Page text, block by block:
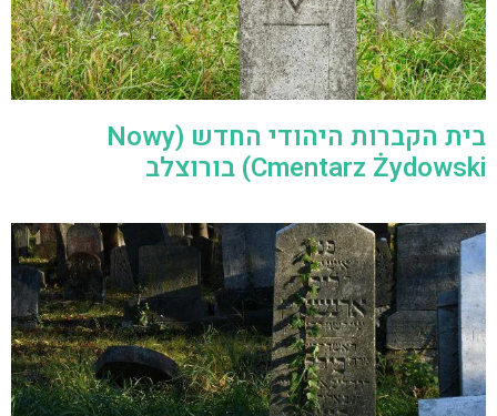
בית הקברות היהודי החדש (Nowy
Cmentarz Żydowski) בורוצלב